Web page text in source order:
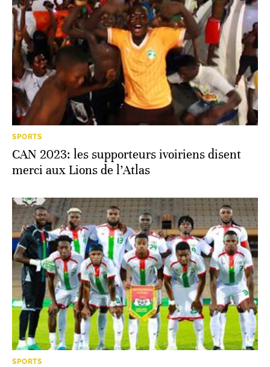
SPORTS
CAN 2023: les supporteurs ivoiriens disent
merci aux Lions de l’Atlas
SPORTS